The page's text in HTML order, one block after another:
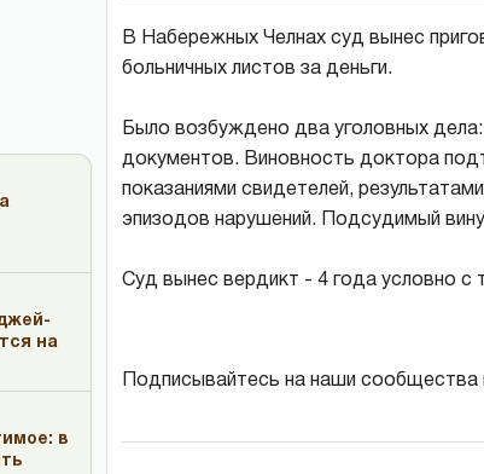
на
в
В Набережных Челнах суд вынес
больничных листов за деньги.
Было возбуждено два уголовных
документов. Виновность доктора
показаниями свидетелей,
эпизодов нарушений. Подсудимый вину
Суд вынес вердикт - 4 года условно
Подписывайтесь на наши сообщества